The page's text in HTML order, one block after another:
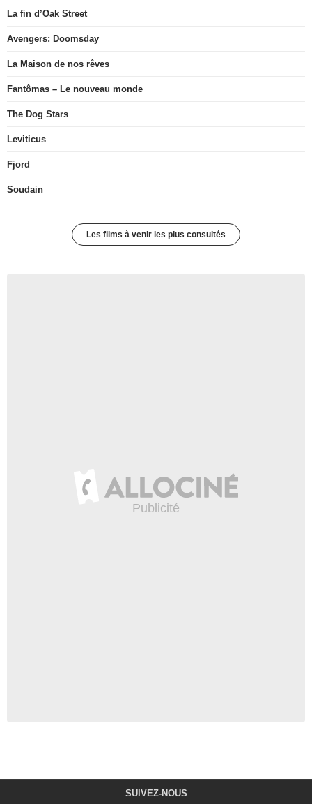
La fin d’Oak Street
Avengers: Doomsday
La Maison de nos rêves
Fantômas – Le nouveau monde
The Dog Stars
Leviticus
Fjord
Soudain
Les films à venir les plus consultés
SUIVEZ-NOUS